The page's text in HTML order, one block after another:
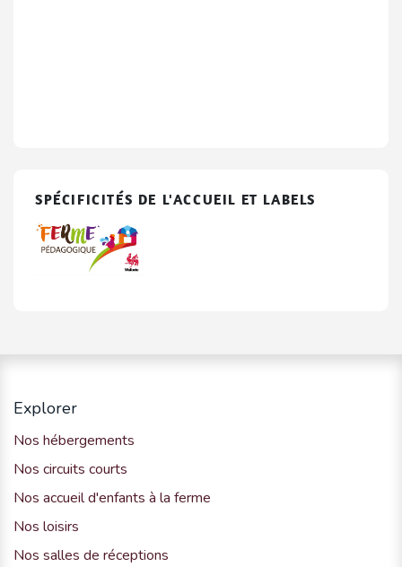
SPÉCIFICITÉS DE L'ACCUEIL ET LABELS
Explorer
Nos hébergements
Nos circuits courts
Nos accueil d'enfants à la ferme
Nos loisirs
Nos salles de réceptions